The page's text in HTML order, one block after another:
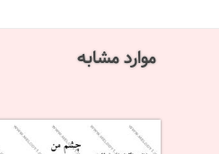
موارد مشابه